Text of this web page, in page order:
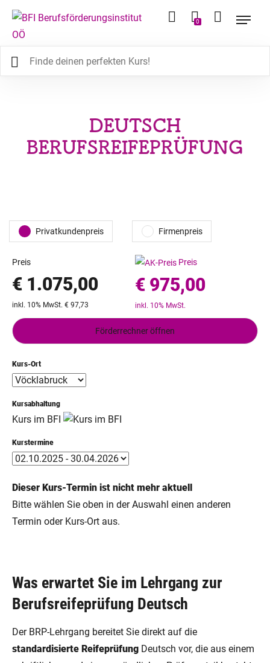
0
DEUTSCH
BERUFSREIFEPRÜFUNG
Was erwartet Sie im Lehrgang zur
Berufsreifeprüfung Deutsch
Der BRP-Lehrgang bereitet Sie direkt auf die
standardisierte Reifeprüfung Deutsch vor, die aus einem
Kurs-Ort
Kursabhaltung
Kurs im BFI
Kurstermine
Privatkundenpreis Firmenpreis
Preis
€ 1.075,00
inkl. 10% MwSt. € 97,73
Preis
€ 975,00
inkl. 10% MwSt.
Förderrechner öffnen
Dieser Kurs-Termin ist nicht mehr aktuell
Bitte wählen Sie oben in der Auswahl einen anderen
Termin oder Kurs-Ort aus.